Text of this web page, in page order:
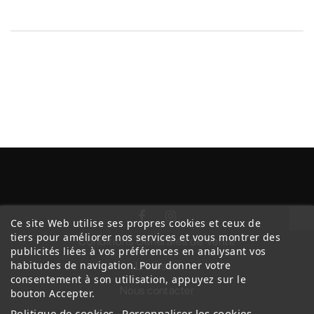
Conditions Générales de Vente
Livraison
Ce site Web utilise ses propres cookies et ceux de
tiers pour améliorer nos services et vous montrer des
publicités liées à vos préférences en analysant vos
habitudes de navigation. Pour donner votre
consentement à son utilisation, appuyez sur le
bouton Accepter.